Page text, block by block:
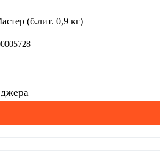
(б.лит. 0,9 кг)